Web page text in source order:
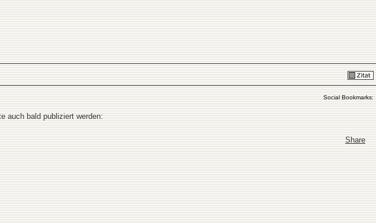
Social Bookmarks:
auch bald publiziert werden:
Share